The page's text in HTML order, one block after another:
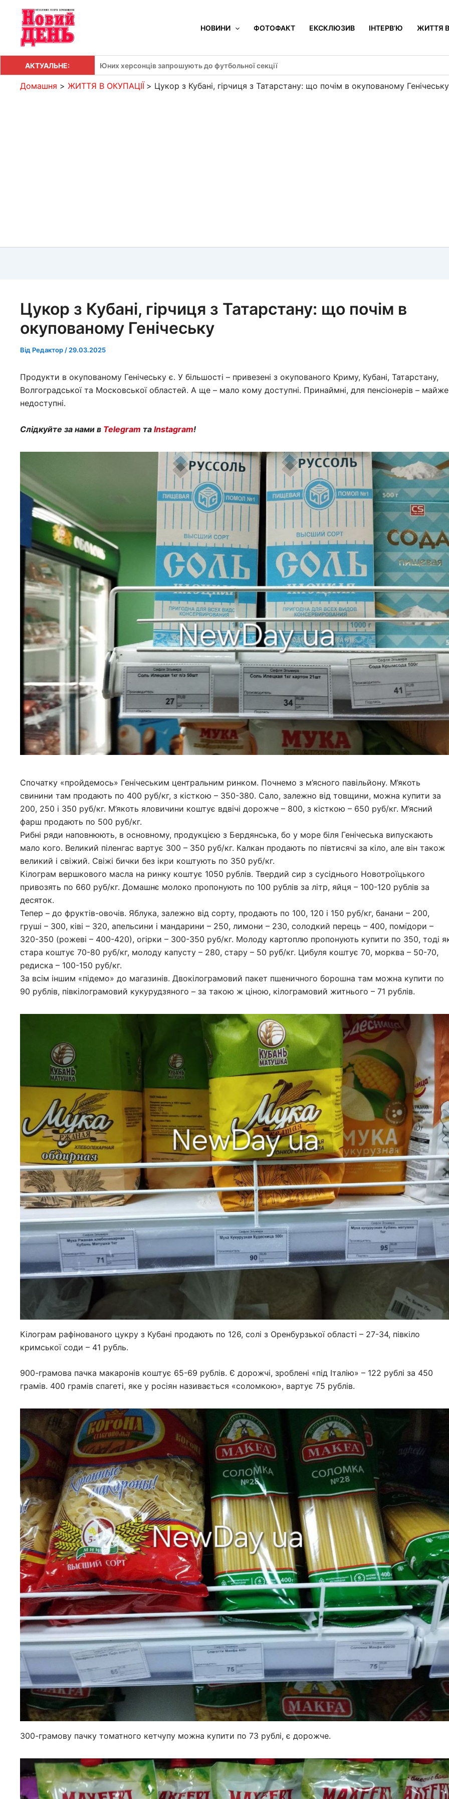
Перейти
вмісту
НОВИНИ ФОТОФАКТ ЕКСКЛЮЗИВ ІНТЕРВ’Ю ЖИТТЯ
АКТУАЛЬНЕ: Юних херсонців запрошують до футбольної секції
Домашня ЖИТТЯ В ОКУПАЦІЇ Цукор з Кубані, гірчиця з Татарстану: що почім в окупованому Генічеську
Цукор з Кубані, гірчиця з Татарстану: що почім в
окупованому Генічеську
Від Редактор / 29.03.2025
Продукти в окупованому Генічеську є. У більшості – привезені з окупованого Криму, Кубані, Татарстану,
Волгоградської та Московської областей. А ще – мало кому доступні. Принаймні, для пенсіонерів – майже
недоступні.
Слідкуйте за нами в Telegram та Instagram!
Спочатку «пройдемось» Генічеським центральним ринком. Почнемо з м’ясного павільйону. М’якоть
свинини там продають по 400 руб/кг, з кісткою – 350-380. Сало, залежно від товщини, можна купити за
200, 250 і 350 руб/кг. М’якоть яловичини коштує вдвічі дорожче – 800, з кісткою – 650 руб/кг. М’ясний
фарш продають по 500 руб/кг.
Рибні ряди наповнюють, в основному, продукцією з Бердянська, бо у море біля Генічеська випускають
мало кого. Великий піленгас вартує 300 – 350 руб/кг. Калкан продають по півтисячі за кіло, але він також
великий і свіжий. Свіжі бички без ікри коштують по 350 руб/кг.
Кілограм вершкового масла на ринку коштує 1050 рублів. Твердий сир з сусіднього Новотроїцького
привозять по 660 руб/кг. Домашнє молоко пропонують по 100 рублів за літр, яйця – 100-120 рублів за
десяток.
Тепер – до фруктів-овочів. Яблука, залежно від сорту, продають по 100, 120 і 150 руб/кг, банани – 200,
груші – 300, ківі – 320, апельсини і мандарини – 250, лимони – 230, солодкий перець – 400, помідори –
320-350 (рожеві – 400-420), огірки – 300-350 руб/кг. Молоду картоплю пропонують купити по 350, тоді
стара коштує 70-80 руб/кг, молоду капусту – 280, стару – 50 руб/кг. Цибуля коштує 70, морква – 50-70,
редиска – 100-150 руб/кг.
За всім іншим «підемо» до магазинів. Двокілограмовий пакет пшеничного борошна там можна купити по
90 рублів, півкілограмовий кукурудзяного – за такою ж ціною, кілограмовий житнього – 71 рублів.
Кілограм рафінованого цукру з Кубані продають по 126, солі з Оренбурзької області – 27-34, півкіло
кримської соди – 41 рубль.
900-грамова пачка макаронів коштує 65-69 рублів. Є дорожчі, зроблені «під Італію» – 122 рублі за 450
грамів. 400 грамів спагеті, яке у росіян називається «соломкою», вартує 75 рублів.
300-грамову пачку томатного кетчупу можна купити по 73 рублі, є дорожче.